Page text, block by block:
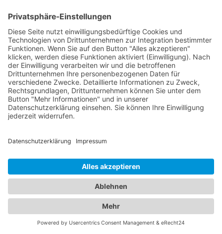
Genehmigungen und Kenntnisse, um den
Transport reibungslos und effizient abzuwickeln.
Um einen Abschleppdienst für
Langstreckenabschleppungen zu finden, können
Sie unser Online-Branchenbuch nutzen. Hier finden
Sie oft Einträge von Abschleppdiensten, die auch
Langstreckenabschleppungen anbieten.
Überprüfen Sie die detaillierten Informationen in
den Einträgen, um sicherzustellen, dass der
Abschleppdienst Ihren Anforderungen entspricht.
Langstreckenabschleppungen zusätzliche Kosten
und spezifische Vereinbarungen erfordern können.
Es ist ratsam, sich direkt mit dem Abschleppdienst
in Verbindung zu setzen, um alle Details und Kosten
im Voraus zu klären. Vertrauen Sie auf unser
Online-Branchenbuch, um einen Abschleppdienst
für Langstreckenabschleppungen zu finden und Ihr
Fahrzeug sicher an den gewünschten Zielort zu